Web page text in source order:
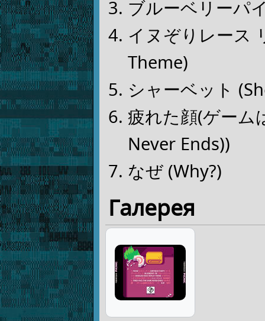
ブルーベリーパ
イヌぞりレース
Theme)
シャーベット
疲れた顔(ゲーム
Never Ends))
なぜ (Why?)
Галерея